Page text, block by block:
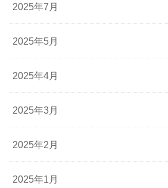
2025年7月
2025年5月
2025年4月
2025年3月
2025年2月
2025年1月